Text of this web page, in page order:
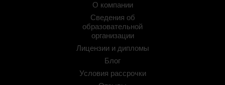
О компании
Сведения об
образовательной
организации
Лицензии и дипломы
Блог
Условия рассрочки